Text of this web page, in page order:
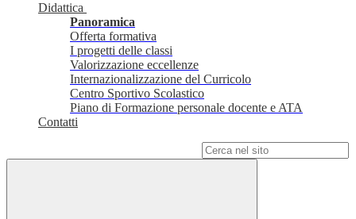
Didattica
Panoramica
Offerta formativa
I progetti delle classi
Valorizzazione eccellenze
Internazionalizzazione del Curricolo
Centro Sportivo Scolastico
Piano di Formazione personale docente e ATA
Contatti